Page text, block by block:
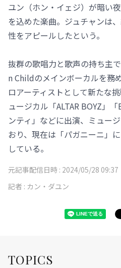
ユン（ホン・イェジ）が暗い
を込めた楽曲。ジュチャンは
性をアピールしたという。
抜群の歌唱力と歌声の持ち主
n Childのメインボーカルを務
ロアーティストとして新たな
ュージカル「ALTAR BOYZ」
ンティ」などに出演、ミュー
おり、現在は「パガニーニ」
している。
元記事配信日時 : 2024/05/28 09:37
記者 : カン・ダユン
TOPICS